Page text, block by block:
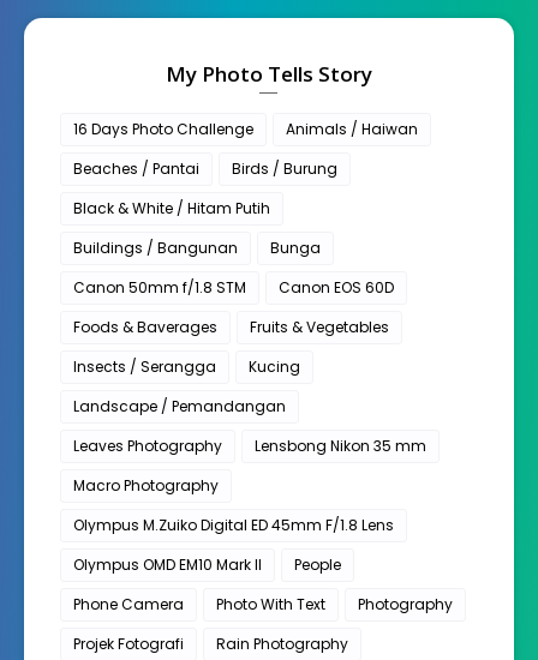
My Photo Tells Story
16 Days Photo Challenge
Animals / Haiwan
Beaches / Pantai
Birds / Burung
Black & White / Hitam Putih
Buildings / Bangunan
Bunga
Canon 50mm f/1.8 STM
Canon EOS 60D
Foods & Baverages
Fruits & Vegetables
Insects / Serangga
Kucing
Landscape / Pemandangan
Leaves Photography
Lensbong Nikon 35 mm
Macro Photography
Olympus M.Zuiko Digital ED 45mm F/1.8 Lens
Olympus OMD EM10 Mark II
People
Phone Camera
Photo With Text
Photography
Projek Fotografi
Rain Photography